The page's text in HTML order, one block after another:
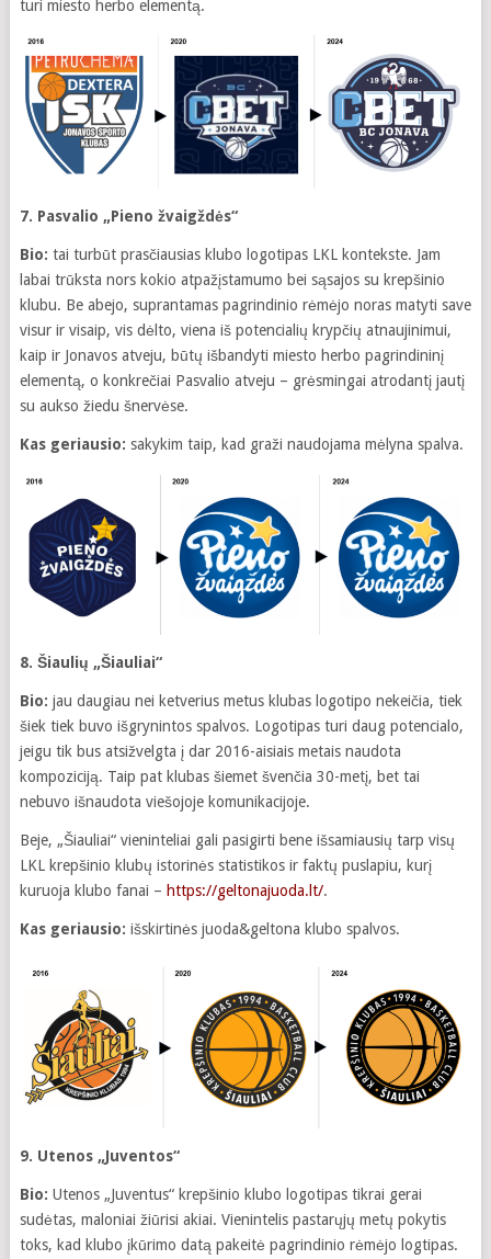
turi miesto herbo elementą.
7. Pasvalio „Pieno žvaigždės“
Bio: tai turbūt prasčiausias klubo logotipas LKL kontekste. Jam
labai trūksta nors kokio atpažįstamumo bei sąsajos su krepšinio
klubu. Be abejo, suprantamas pagrindinio rėmėjo noras matyti save
visur ir visaip, vis dėlto, viena iš potencialių krypčių atnaujinimui,
kaip ir Jonavos atveju, būtų išbandyti miesto herbo pagrindininį
elementą, o konkrečiai Pasvalio atveju – grėsmingai atrodantį jautį
su aukso žiedu šnervėse.
Kas geriausio: sakykim taip, kad graži naudojama mėlyna spalva.
8. Šiaulių „Šiauliai“
Bio: jau daugiau nei ketverius metus klubas logotipo nekeičia, tiek
šiek tiek buvo išgrynintos spalvos. Logotipas turi daug potencialo,
jeigu tik bus atsižvelgta į dar 2016-aisiais metais naudota
kompoziciją. Taip pat klubas šiemet švenčia 30-metį, bet tai
nebuvo išnaudota viešojoje komunikacijoje.
Beje, „Šiauliai“ vieninteliai gali pasigirti bene išsamiausių tarp visų
LKL krepšinio klubų istorinės statistikos ir faktų puslapiu, kurį
kuruoja klubo fanai – https://geltonajuoda.lt/.
Kas geriausio: išskirtinės juoda&geltona klubo spalvos.
9. Utenos „Juventos“
Bio: Utenos „Juventus“ krepšinio klubo logotipas tikrai gerai
sudėtas, maloniai žiūrisi akiai. Vienintelis pastarųjų metų pokytis
toks, kad klubo įkūrimo datą pakeitė pagrindinio rėmėjo logtipas.